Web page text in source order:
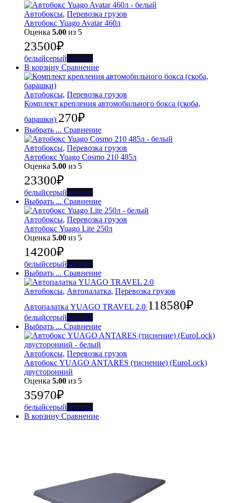
Автобоксы, Перевозка грузов
Автобокс Yuago Avatar 460л
Оценка 5.00 из 5
23500₽
белыйсерыйчёрный
В корзину Сравнение
Автобоксы, Перевозка грузов
Комплект крепления автомобильного бокса (скоба,
барашки) 270₽
Выбрать ... Сравнение
Автобоксы, Перевозка грузов
Автобокс Yuago Cosmo 210 485л
Оценка 5.00 из 5
23300₽
белыйсерыйчёрный
Выбрать ... Сравнение
Автобоксы, Перевозка грузов
Автобокс Yuago Lite 250л
Оценка 5.00 из 5
14200₽
белыйсерыйчёрный
Выбрать ... Сравнение
Автобоксы, Автопалатка, Перевозка грузов
Автопалатка YUAGO TRAVEL 2.0 118580₽
белыйсерыйчёрный
Выбрать ... Сравнение
Автобоксы, Перевозка грузов
Автобокс YUAGO ANTARES (тиснение) (EuroLock)
двусторонний
Оценка 5.00 из 5
35970₽
белыйсерыйчёрный
В корзину Сравнение